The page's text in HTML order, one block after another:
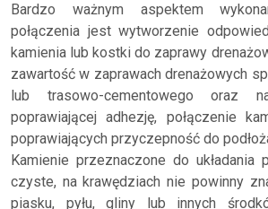
Bardzo ważnym aspektem
połączenia jest wytworzenie
kamienia lub kostki do zaprawy
zawartość w zaprawach drenażowych
lub trasowo-cementowego oraz
poprawiającej adhezję, połączenie
poprawiających przyczepność do
Kamienie przeznaczone do układania
czyste, na krawędziach nie powinny
piasku, pyłu, gliny lub innych